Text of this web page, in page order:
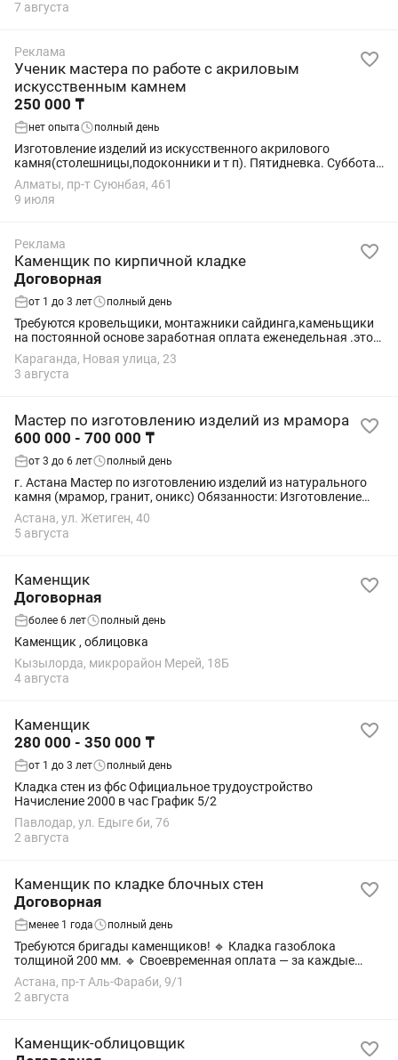
7 августа
Реклама
Ученик мастера по работе с акриловым
искусственным камнем
250 000 ₸
нет опыта полный день
Изготовление изделий из искусственного акрилового
камня(столешницы,подоконники и т п). Пятидневка. Суббота
через одну 9-18. Обед оплачиваеться.
Алматы, пр-т Суюнбая, 461
9 июля
Реклама
Каменщик по кирпичной кладке
Договорная
от 1 до 3 лет полный день
Требуются кровельщики, монтажники сайдинга,каменьщики
на постоянной основе заработная оплата еженедельная .это
не калым читаите внимательнно Телефон для связь
Караганда, Новая улица, 23
3 августа
Мастер по изготовлению изделий из мрамора
600 000 - 700 000 ₸
от 3 до 6 лет полный день
г. Астана Мастер по изготовлению изделий из натурального
камня (мрамор, гранит, оникс) Обязанности: Изготовление
изделий из натурального камня (столешницы, подоконники,
ступени, камины и...
Астана, ул. Жетиген, 40
5 августа
Каменщик
Договорная
более 6 лет полный день
Каменщик , облицовка
Кызылорда, микрорайон Мерей, 18Б
4 августа
Каменщик
280 000 - 350 000 ₸
от 1 до 3 лет полный день
Кладка стен из фбс Официальное трудоустройство
Начисление 2000 в час График 5/2
Павлодар, ул. Едыге би, 76
2 августа
Каменщик по кладке блочных стен
Договорная
менее 1 года полный день
Требуются бригады каменщиков! 🔹 Кладка газоблока
толщиной 200 мм. 🔹 Своевременная оплата — за каждые
выполненные 100 м³ кладки. 🔹 Большие объемы работ. 🔹
Долгосрочное сотрудничество.
Астана, пр-т Аль-Фараби, 9/1
2 августа
Каменщик-облицовщик